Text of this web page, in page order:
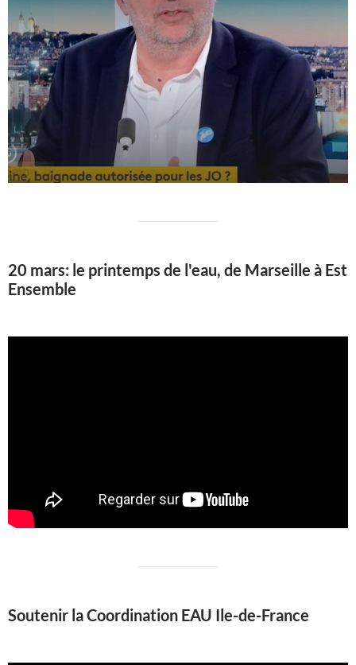
20 mars: le printemps de l'eau, de Marseille à Est
Ensemble
Soutenir la Coordination EAU Ile-de-France